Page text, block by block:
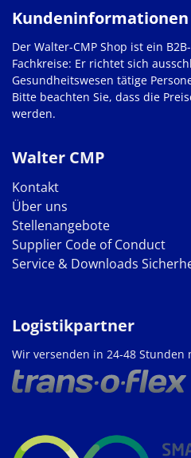
Walter CMP
Kontakt
Über uns
Stellenangebote
Supplier Code of Conduct
Service & Downloads
Kundeninformationen
Der Walter-CMP Shop ist ein
Fachkreise: Er richtet sich
Gesundheitswesen tätige
Bitte beachten Sie, dass die
werden.
Logistikpartner
Wir versenden in 24-48 Stunden